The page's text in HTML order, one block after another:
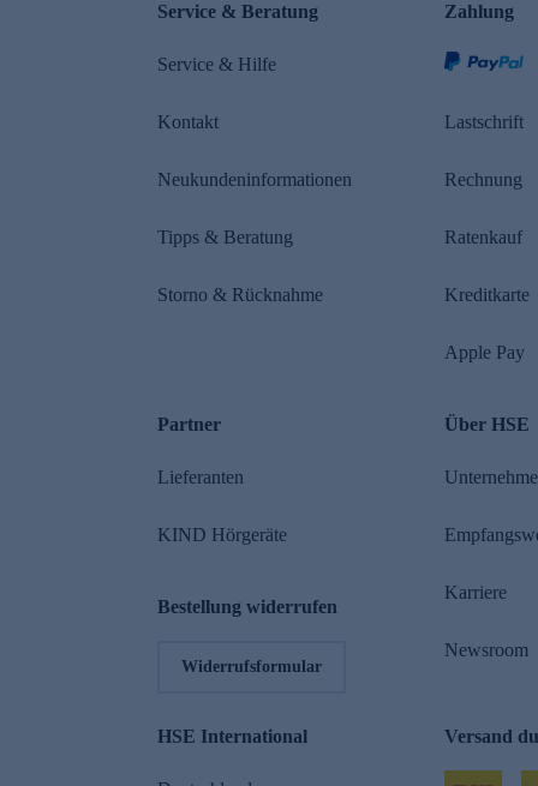
Service & Beratung
Service & Hilfe
Kontakt
Neukundeninformationen
Tipps & Beratung
Storno & Rücknahme
Zahlung
Lastschrift
Rechnung
Ratenkauf
Kreditkarte
Apple Pay
Partner
Lieferanten
KIND Hörgeräte
Bestellung widerrufen
Widerrufsformular
Über HSE
Karriere
Newsroom
HSE International Versand